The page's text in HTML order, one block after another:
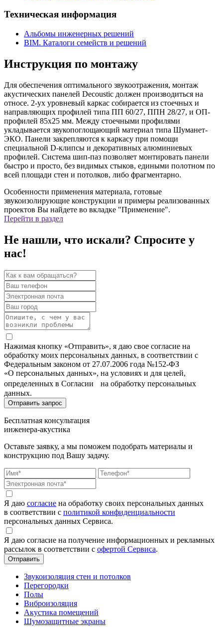
Техническая информация
Альбомы инженерных решений
BIM. Каталоги семейств и решений
Инструкция по монтажу
Для обеспечения оптимального звукоотражения, монтаж
акустических панелей Decoustic должен производиться на
относе. 2-ух уровневый каркас собирается из стоечных и
направляющих профилей типа ПП 60/27, ППН 28/27, и ОП-
профилей 85х25 мм. Между стоечными профилями
укладывается звукопоглощающий материал типа Шуманет-
ЭКО. Панели закрепляются к каркасу при помощи
специальной D-клипсы и декоративных алюминиевых
профилей. Система шип-паз позволяет монтировать панели
быстро и просто, без видимых стыков, едиными полотном по
всей площади стен и потолков, либо фрагментарно.
Особенности применения материала, готовые
звукоизолирующие конструкции и примеры реализованных
проектов Вы найдете во вкладке "Применение".
Перейти в раздел
Не нашли, что искали? Спросите у
нас!
Нажимая кнопку «Отправить», я даю свое согласие на
обработку моих персональных данных, в соответствии с
Федеральным законом от 27.07.2006 года №152-ФЗ
«О персональных данных», на условиях и для целей,
определенных в Согласии на обработку персональных
данных.
Бесплатная консультация
инженера-акустика
Оставьте заявку, а мы поможем подобрать материалы и
конструкцию под Вашу задачу.
Я даю согласие на обработку своих персональных данных
в соответствии с политикой конфиденциальности
персональных данных Сервиса.
Я даю согласие на получение информационных и рекламных
рассылок в соответствии с офертой Сервиса.
Звукоизоляция стен и потолков
Перегородки
Полы
Виброизоляция
Акустика помещений
Шумозащитные экраны